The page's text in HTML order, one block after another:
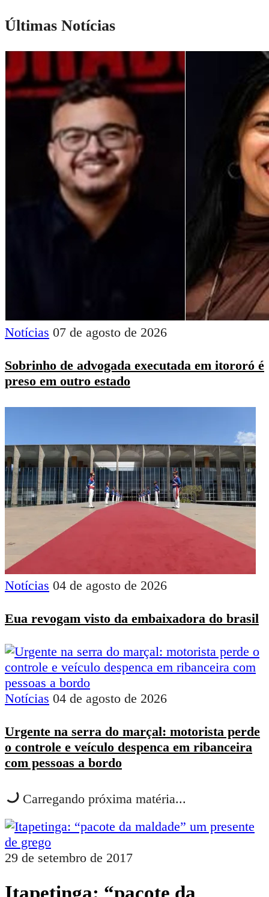
Últimas Notícias
Notícias 07 de agosto de 2026
Sobrinho de advogada executada em itororó é
preso em outro estado
Notícias 04 de agosto de 2026
Eua revogam visto da embaixadora do brasil
Notícias 04 de agosto de 2026
Urgente na serra do marçal: motorista perde
o controle e veículo despenca em ribanceira
com pessoas a bordo
Carregando próxima matéria...
29 de setembro de 2017